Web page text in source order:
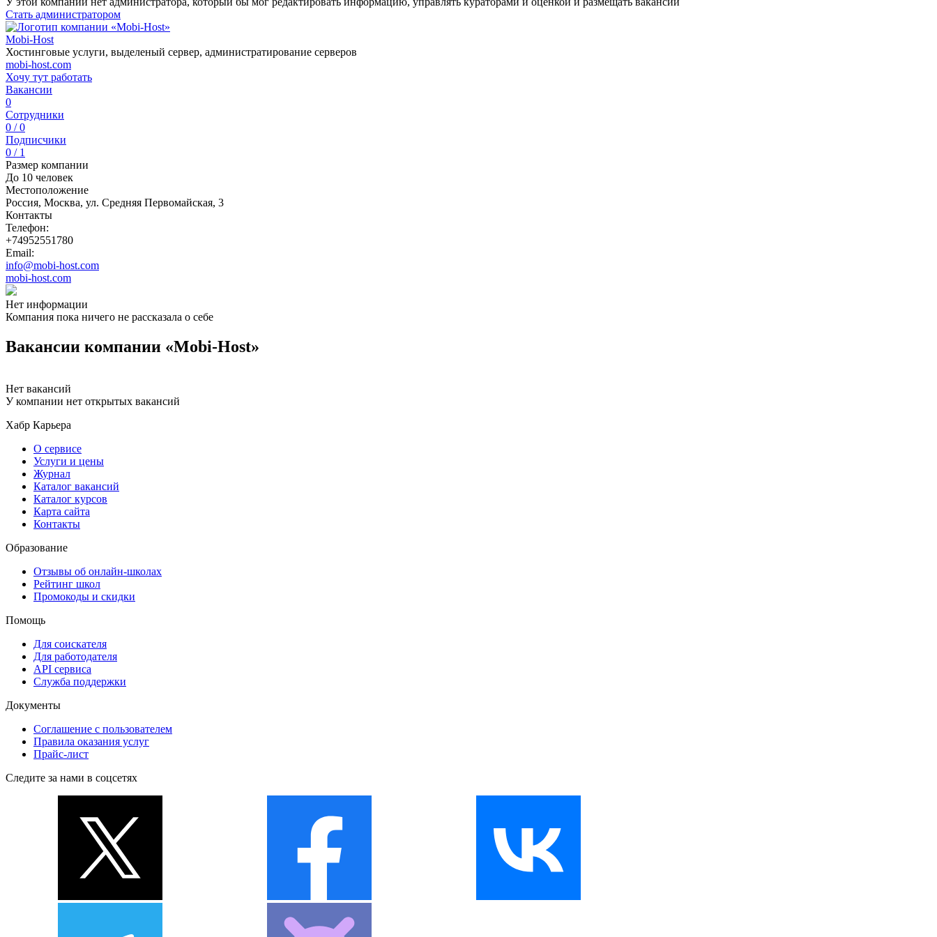
Стать администратором
Mobi-Host
Хостинговые услуги, выделеный сервер, администратирование серверов
mobi-host.com
Хочу тут работать
Вакансии
0
Сотрудники
0 / 0
Подписчики
0 / 1
Размер компании
До 10 человек
Местоположение
Россия, Москва, ул. Средняя Первомайская, 3
Контакты
Телефон:
+74952551780
Email:
info@mobi-host.com
mobi-host.com
Нет информации
Компания пока ничего не рассказала о себе
Вакансии компании «Mobi-Host»
Нет вакансий
У компании нет открытых вакансий
Хабр Карьера
О сервисе
Услуги и цены
Журнал
Каталог вакансий
Каталог курсов
Карта сайта
Контакты
Образование
Отзывы об онлайн-школах
Рейтинг школ
Промокоды и скидки
Помощь
Для соискателя
Для работодателя
API сервиса
Служба поддержки
Документы
Соглашение с пользователем
Правила оказания услуг
Прайс-лист
Следите за нами в соцсетях